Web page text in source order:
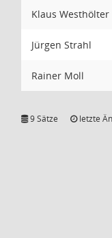
Klaus Westhölter
Jürgen Strahl
Rainer Moll
9 Sätze letzte